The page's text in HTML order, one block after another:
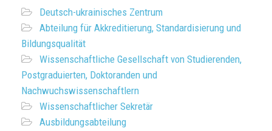
Deutsch-ukrainisches Zentrum
Abteilung für Akkreditierung, Standardisierung und
Bildungsqualität
Wissenschaftliche Gesellschaft von Studierenden,
Postgraduierten, Doktoranden und
Nachwuchswissenschaftlern
Wissenschaftlicher Sekretär
Ausbildungsabteilung